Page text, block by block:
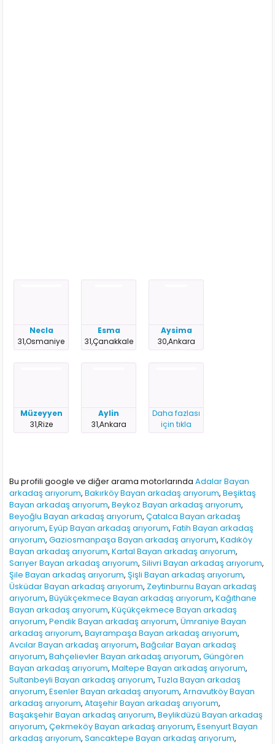
Necla
31,Osmaniye
Esma
31,Çanakkale
Aysima
30,Ankara
Müzeyyen
31,Rize
Aylin
31,Ankara
Daha fazlası
için tıkla
Bu profili google ve diğer arama motorlarındaAdalar Bayan
arkadaş arıyorum,Bakırköy Bayan arkadaş arıyorum,Beşiktaş
Bayan arkadaş arıyorum,Beykoz Bayan arkadaş arıyorum,
Beyoğlu Bayan arkadaş arıyorum,Çatalca Bayan arkadaş
arıyorum,Eyüp Bayan arkadaş arıyorum,Fatih Bayan arkadaş
arıyorum,Gaziosmanpaşa Bayan arkadaş arıyorum,Kadıköy
Bayan arkadaş arıyorum,Kartal Bayan arkadaş arıyorum,
Sarıyer Bayan arkadaş arıyorum,Silivri Bayan arkadaş arıyorum,
Şile Bayan arkadaş arıyorum,Şişli Bayan arkadaş arıyorum,
Üsküdar Bayan arkadaş arıyorum, Zeytinburnu Bayan arkadaş
arıyorum,Büyükçekmece Bayan arkadaş arıyorum,Kağıthane
Bayan arkadaş arıyorum,Küçükçekmece Bayan arkadaş
arıyorum,Pendik Bayan arkadaş arıyorum,Ümraniye Bayan
arkadaş arıyorum,Bayrampaşa Bayan arkadaş arıyorum,
Avcılar Bayan arkadaş arıyorum,Bağcılar Bayan arkadaş
arıyorum,Bahçelievler Bayan arkadaş arıyorum,Güngören
Bayan arkadaş arıyorum,Maltepe Bayan arkadaş arıyorum,
Sultanbeyli Bayan arkadaş arıyorum,Tuzla Bayan arkadaş
arıyorum,Esenler Bayan arkadaş arıyorum,Arnavutköy Bayan
arkadaş arıyorum,Ataşehir Bayan arkadaş arıyorum,
Başakşehir Bayan arkadaş arıyorum,Beylikdüzü Bayan arkadaş
arıyorum,Çekmeköy Bayan arkadaş arıyorum,Esenyurt Bayan
arkadaş arıyorum,Sancaktepe Bayan arkadaş arıyorum,